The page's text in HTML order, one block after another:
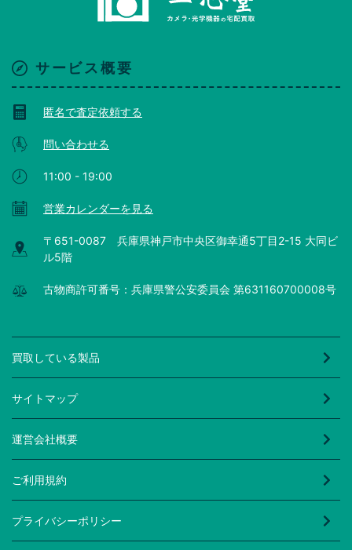
サービス概要
匿名で査定依頼する
問い合わせる
11:00 - 19:00
営業カレンダーを見る
〒651-0087 兵庫県神戸市中央区御幸通5丁目2-15 大同ビ
ル5階
古物商許可番号：兵庫県警公安委員会 第631160700008号
買取している製品
サイトマップ
運営会社概要
ご利用規約
プライバシーポリシー